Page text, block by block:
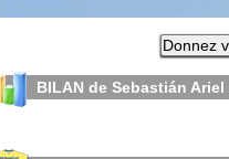
Donnez
BILAN de Sebastián